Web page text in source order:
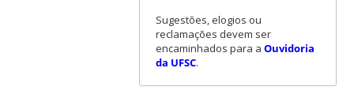
Sugestões, elogios ou
reclamações devem ser
encaminhados para a Ouvidoria
da UFSC.